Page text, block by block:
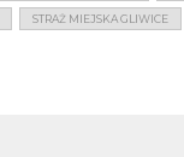
STRAŻ MIEJSKA GLIWICE